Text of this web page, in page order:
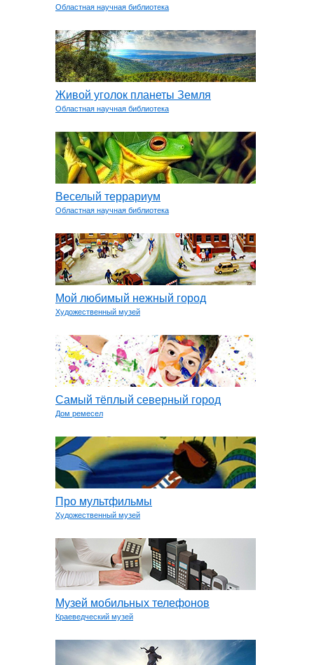
Областная научная библиотека
Живой уголок планеты Земля
Областная научная библиотека
Веселый террариум
Областная научная библиотека
Мой любимый нежный город
Художественный музей
Самый тёплый северный город
Дом ремесел
Про мультфильмы
Художественный музей
Музей мобильных телефонов
Краеведческий музей